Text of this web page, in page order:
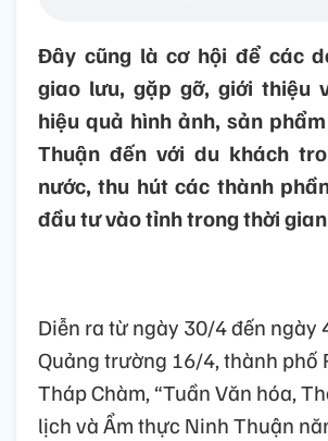
Đây cũng là cơ hội để các
giao lưu, gặp gỡ, giới thiệu
hiệu quả hình ảnh, sản
Thuận đến với du khách
nước, thu hút các thành
đầu tư vào tỉnh trong thời
Diễn ra từ ngày 30/4 đến ngày
Quảng trường 16/4, thành phố
Tháp Chàm, “Tuần Văn hóa,
lịch và Ẩm thực Ninh Thuận